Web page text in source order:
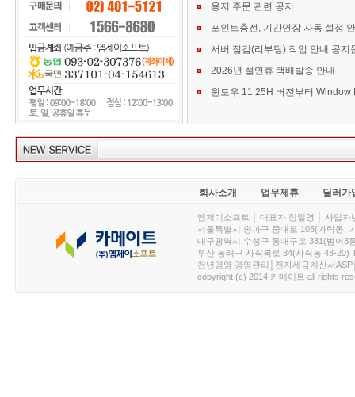
용지 주문 관련 공지
포인트충전, 기간연장 자동 설정
서버 점검(리부팅) 작업 안내 공지
2026년 설연휴 택배발송 안내
회사소개 업무제휴 딜러가
엠제이소프트 │ 대표자 정일영 │ 사업
서울특별시 송파구 중대로 105(가락동,
대구광역시 수성구 동대구로 331(범어3
부산 동래구 사직북로 34(사직동 48-20)
천년경영 경영관리│전자세금계산서
copyright (c) 2014 카메이트 all rights